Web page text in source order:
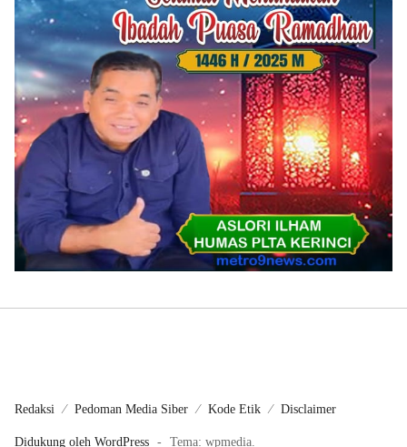
Redaksi Pedoman Media Siber Kode Etik Disclaimer
Didukung oleh WordPress - Tema: wpmedia.